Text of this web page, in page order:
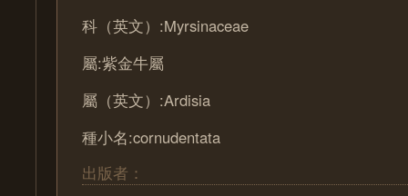
科（英文）:Myrsinaceae
屬:紫金牛屬
屬（英文）:Ardisia
種小名:cornudentata
出版者：